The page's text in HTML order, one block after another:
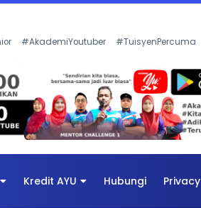
#AkademiYoutuber #TuisyenPercuma
Kredit AYU Hubungi